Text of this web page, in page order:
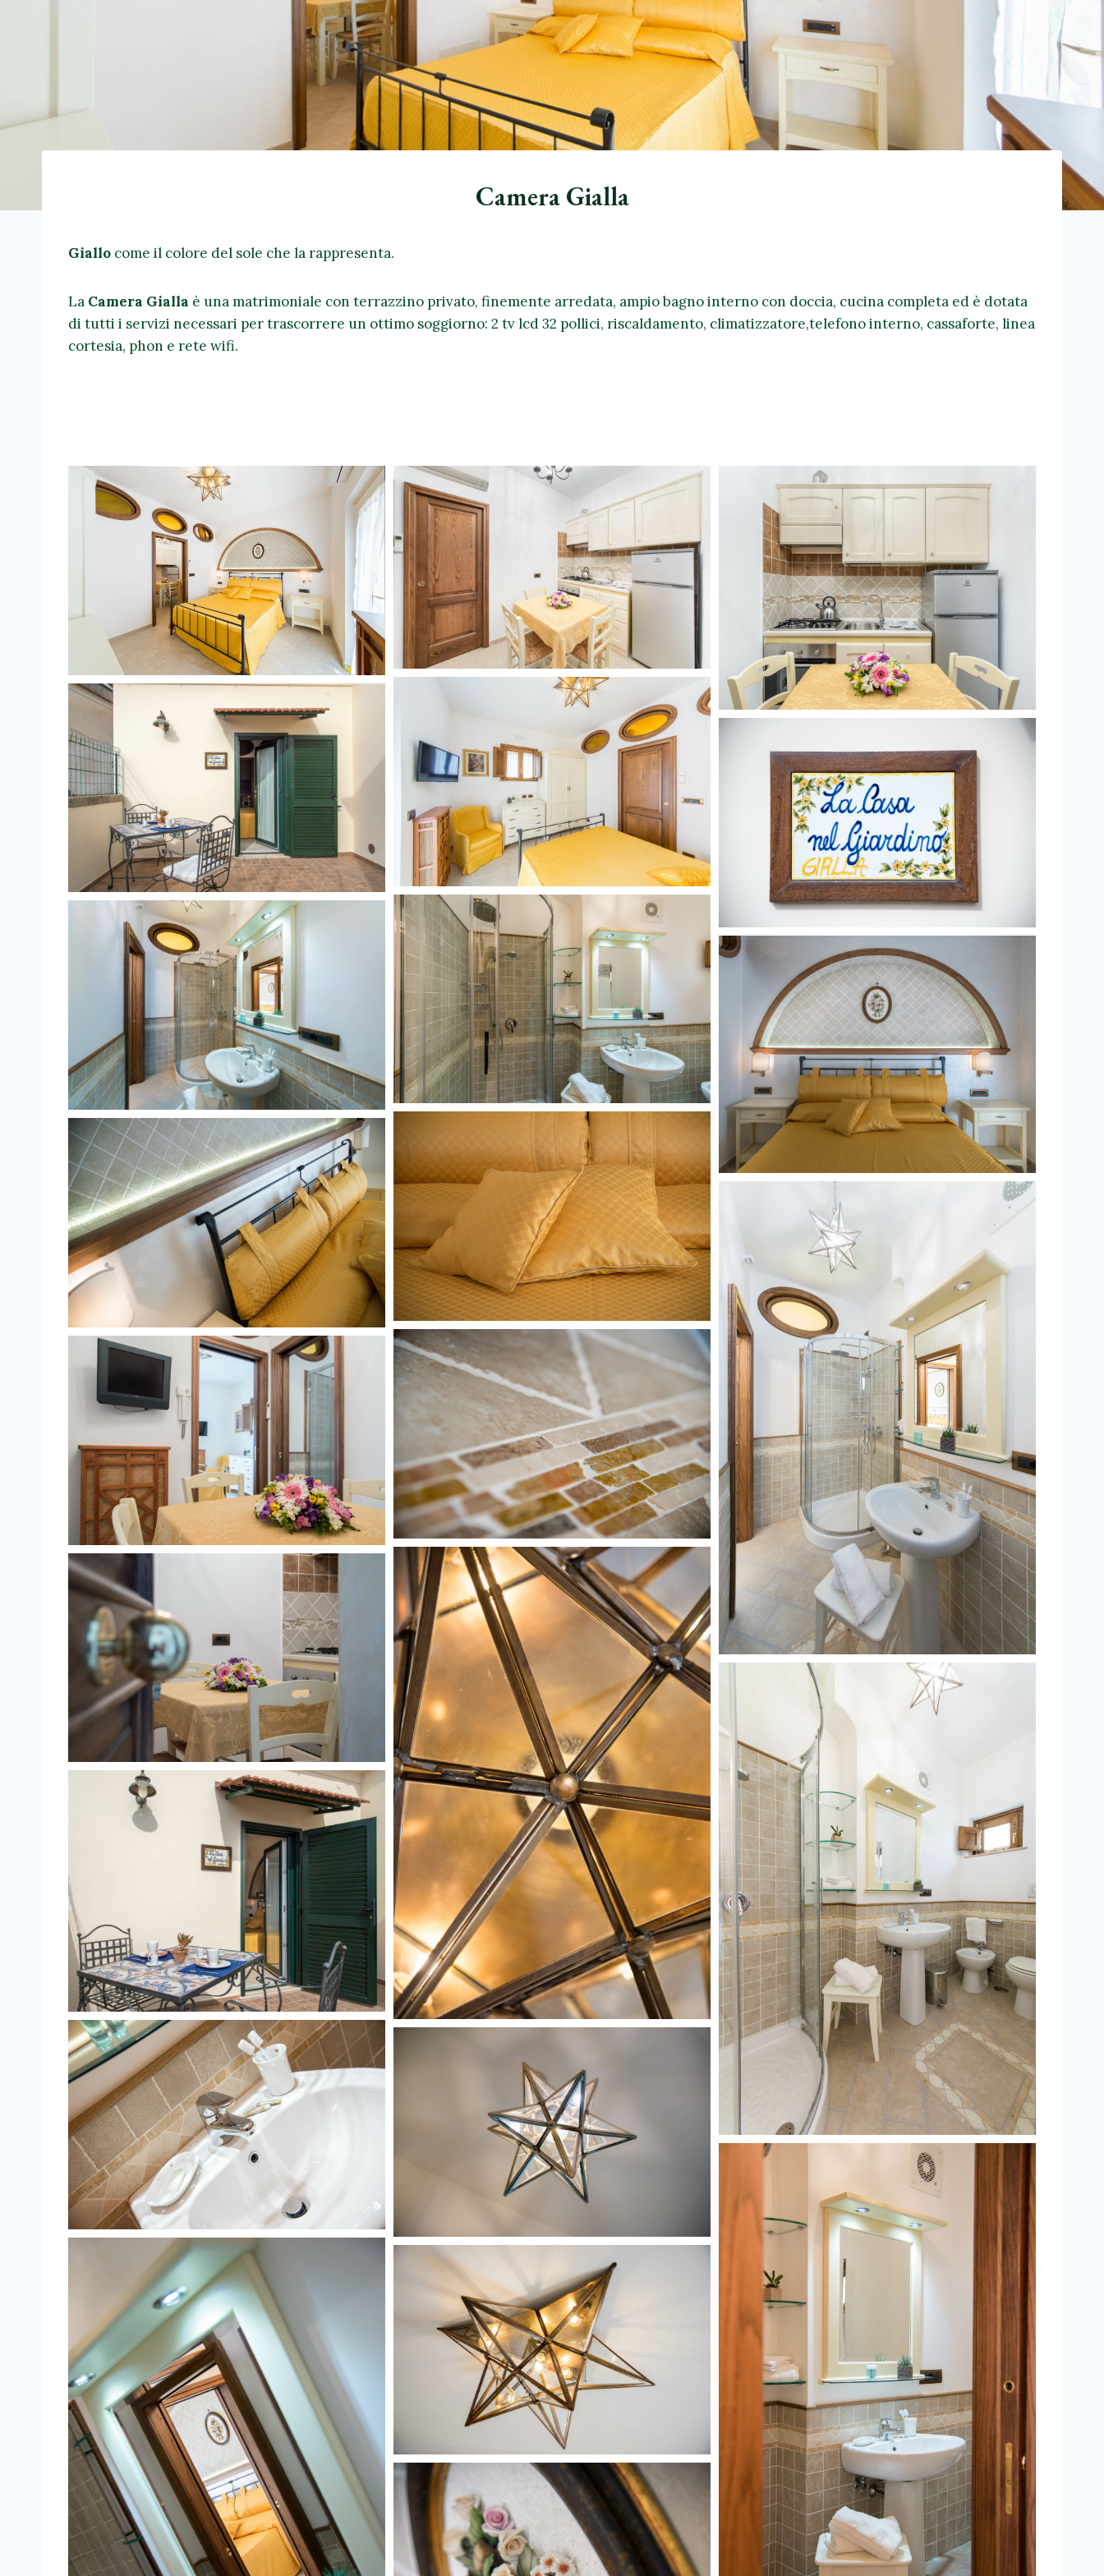
Camera Gialla
Giallo come il colore del sole che la rappresenta.
La Camera Gialla è una matrimoniale con terrazzino privato, finemente arredata, ampio bagno interno con doccia, cucina completa ed è dotata
di tutti i servizi necessari per trascorrere un ottimo soggiorno: 2 tv lcd 32 pollici, riscaldamento, climatizzatore,telefono interno, cassaforte, linea
cortesia, phon e rete wifi.